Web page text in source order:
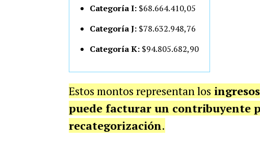
Categoría I:$68.664.410,05
Categoría J:$78.632.948,76
Categoría K:$94.805.682,90
Estos montos representan los
puede facturar un contribuyente
recategorización.